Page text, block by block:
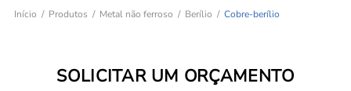
Início Produtos Metal não ferroso Berílio Cobre-berílio
SOLICITAR UM ORÇAMENTO